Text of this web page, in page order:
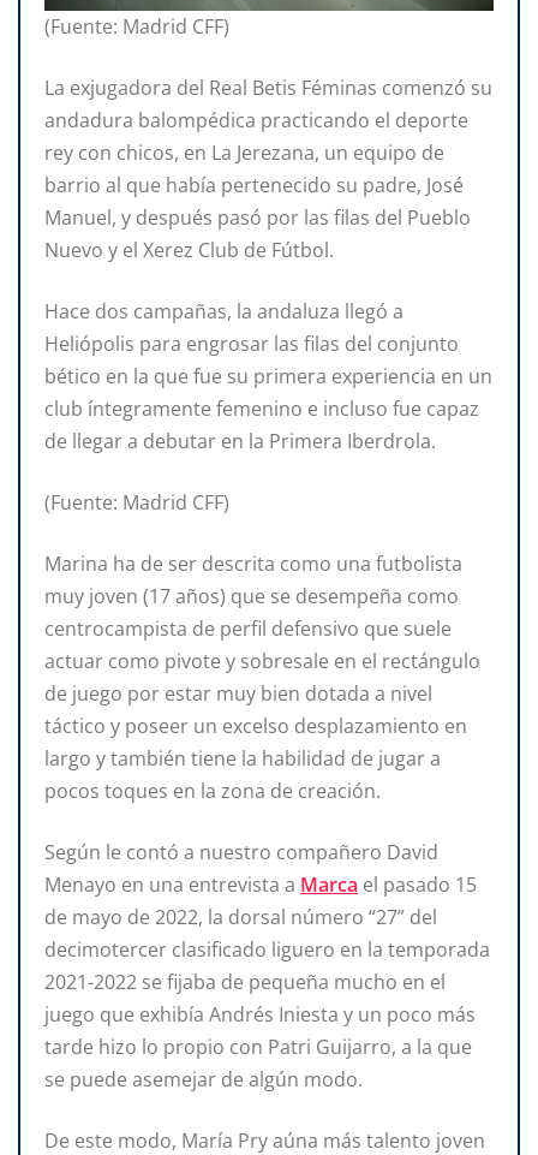
(Fuente: Madrid CFF)
La exjugadora del Real Betis Féminas comenzó su
andadura balompédica practicando el deporte
rey con chicos, en La Jerezana, un equipo de
barrio al que había pertenecido su padre, José
Manuel, y después pasó por las filas del Pueblo
Nuevo y el Xerez Club de Fútbol.
Hace dos campañas, la andaluza llegó a
Heliópolis para engrosar las filas del conjunto
bético en la que fue su primera experiencia en un
club íntegramente femenino e incluso fue capaz
de llegar a debutar en la Primera Iberdrola.
(Fuente: Madrid CFF)
Marina ha de ser descrita como una futbolista
muy joven (17 años) que se desempeña como
centrocampista de perfil defensivo que suele
actuar como pivote y sobresale en el rectángulo
de juego por estar muy bien dotada a nivel
táctico y poseer un excelso desplazamiento en
largo y también tiene la habilidad de jugar a
pocos toques en la zona de creación.
Según le contó a nuestro compañero David
Menayo en una entrevista a Marca el pasado 15
de mayo de 2022, la dorsal número “27” del
decimotercer clasificado liguero en la temporada
2021-2022 se fijaba de pequeña mucho en el
juego que exhibía Andrés Iniesta y un poco más
tarde hizo lo propio con Patri Guijarro, a la que
se puede asemejar de algún modo.
De este modo, María Pry aúna más talento joven